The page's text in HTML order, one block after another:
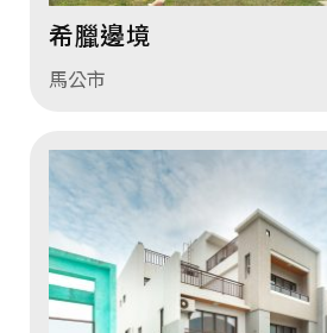
希臘邊境
馬公市